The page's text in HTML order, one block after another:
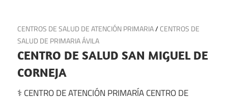
6 de julio de 2025
CENTROS DE SALUD DE ATENCIÓN PRIMARIA/CENTROS DE
SALUD DE PRIMARIA ÁVILA
CENTRO DE SALUD SAN MIGUEL DE
CORNEJA
⚕️ CENTRO DE ATENCIÓN PRIMARÍA CENTRO DE